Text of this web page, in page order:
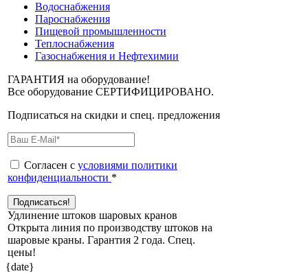
Водоснабжения
Пароснабжения
Пищевой промышленности
Теплоснабжения
Газоснабжения и Нефтехимии
ГАРАНТИЯ на оборудование!
Все оборудование СЕРТИФИЦИРОВАНО.
Подписаться на скидки и спец. предложения
Согласен с условиями политики
конфиденциальности *
Удлинение штоков шаровых кранов
Открыта линия по производству штоков на
шаровые краны. Гарантия 2 года. Cпец.
цены!
{date}